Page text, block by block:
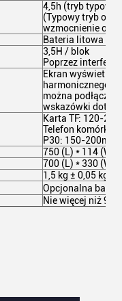
4,5h (tryb typowy)
(Typowy tryb
wzmocnienie
Bateria litowa
3,5H / blok
Poprzez interfejs
Ekran wyświetla
można
wskazówki
Karta TF: 120-
Telefon
P30: 150-200mm)
750 (L) * 114 (W)
700 (L) * 330 (W)
1,5 kg ± 0,05 kg
Opcjonalna
Nie więcej niż